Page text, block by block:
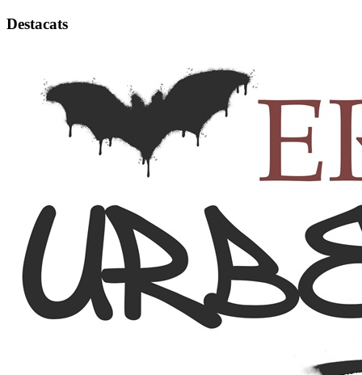
Destacats